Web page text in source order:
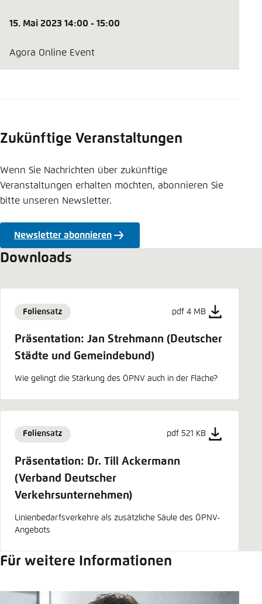
15. Mai 2023 14:00 - 15:00
Agora Online Event
Zukünftige Veranstaltungen
Wenn Sie Nachrichten über zukünftige
Veranstaltungen erhalten möchten, abonnieren Sie
bitte unseren Newsletter.
Newsletter abonnieren
Downloads
Foliensatz pdf 4 MB
Präsentation: Jan Strehmann (Deutscher
Städte und Gemeindebund)
Wie gelingt die Stärkung des ÖPNV auch in der Fläche?
Foliensatz pdf 521 KB
Präsentation: Dr. Till Ackermann
(Verband Deutscher
Verkehrsunternehmen)
Linienbedarfsverkehre als zusätzliche Säule des ÖPNV-
Angebots
Für weitere Informationen